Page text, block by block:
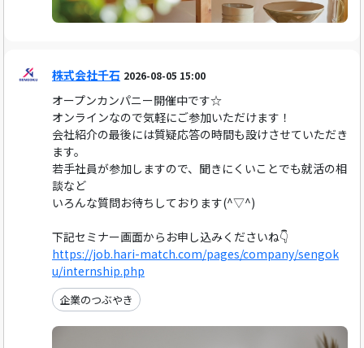
株式会社千石 2026-08-05 15:00
オープンカンパニー開催中です☆
オンラインなので気軽にご参加いただけます！
会社紹介の最後には質疑応答の時間も設けさせていただき
ます。
若手社員が参加しますので、聞きにくいことでも就活の相
談など
いろんな質問お待ちしております(^▽^)
下記セミナー画面からお申し込みくださいね👇
https://job.hari-match.com/pages/company/sengok
u/internship.php
企業のつぶやき